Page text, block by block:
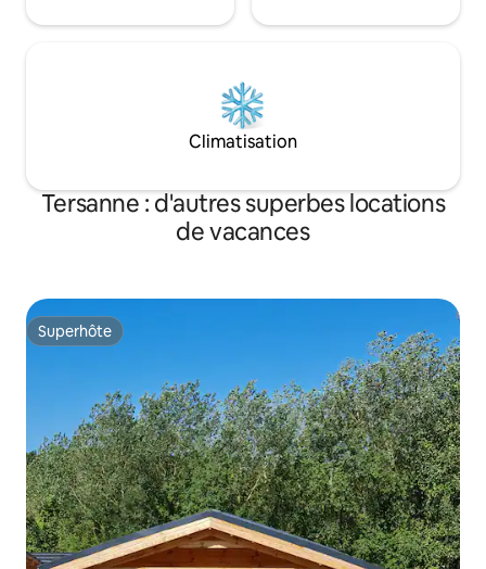
Climatisation
Tersanne : d'autres superbes locations
de vacances
Superhôte
Superhôte